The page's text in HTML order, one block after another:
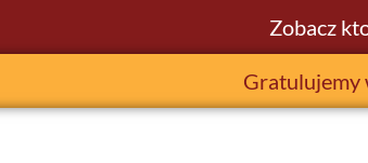
Zobacz
Gratulujemy